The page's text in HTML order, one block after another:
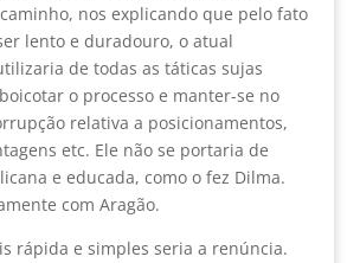
nos explicando que pelo fato
lento e duradouro, o atual
de todas as táticas sujas
o processo e manter-se no
relativa a posicionamentos,
etc. Ele não se portaria de
e educada, como o fez Dilma.
com Aragão.
rápida e simples seria a renúncia.